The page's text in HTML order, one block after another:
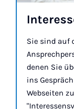
Sie sind auf
denen Sie
ins
Webseiten